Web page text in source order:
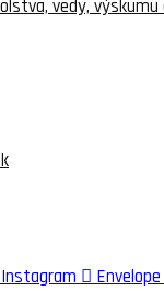
Instagram Envelope